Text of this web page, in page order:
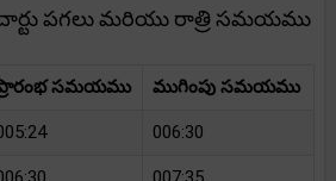
పగలు మరియు రాత్రి సమయము
సమయము ముగింపు సమయము
006:30